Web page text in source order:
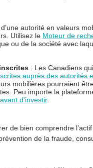
d’une autorité en valeurs
Utilisez le Moteur de
ou de la société avec
: Les Canadiens
auprès des autorités
mobilières pourraient
Peu importe la
d’investir.
de bien comprendre
de la fraude,